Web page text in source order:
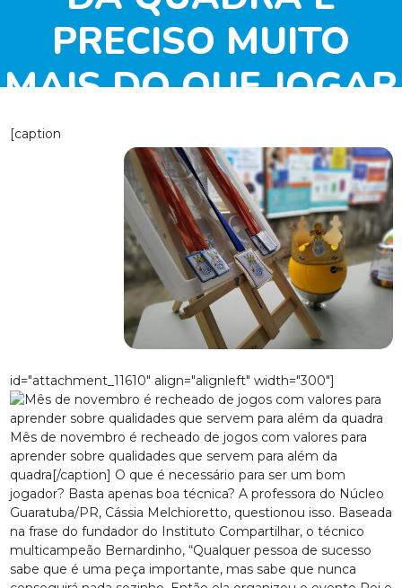
PRECISO MUITO
MAIS DO QUE JOGAR
[caption
id="attachment_11610" align="alignleft" width="300"]
Mês de novembro é recheado de jogos com valores para
aprender sobre qualidades que servem para além da
quadra[/caption] O que é necessário para ser um bom
jogador? Basta apenas boa técnica? A professora do Núcleo
Guaratuba/PR, Cássia Melchioretto, questionou isso. Baseada
na frase do fundador do Instituto Compartilhar, o técnico
multicampeão Bernardinho, “Qualquer pessoa de sucesso
sabe que é uma peça importante, mas sabe que nunca